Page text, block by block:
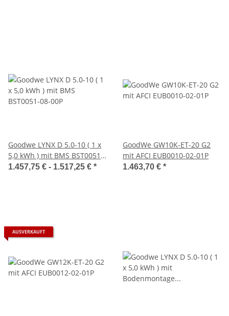
Goodwe LYNX D 5.0-10 ( 1 x
5,0 kWh ) mit BMS BST0051-
08-00P
1.457,75 € - 1.517,25 € *
GoodWe GW10K-ET-20 G2
mit AFCI EUB0010-02-01P
1.463,70 € *
AUSVERKAUFT